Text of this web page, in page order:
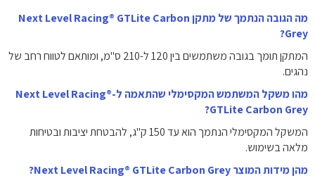
מה הגובה הנתמך של מתקן Next Level Racing® GTLite Carbon
Grey?
המתקן תומך בגובה משתמשים בין 120 ל-210 ס"מ, ומותאם לטווח רחב של
נהגים.
מהו משקל המשתמש המקסימלי שהתאמה ל-Next Level Racing®
GTLite Carbon Grey?
המשקל המקסימלי הנתמך הוא עד 150 ק"ג, להבטחת יציבות ובטיחות
מלאה בשימוש.
מהן מידות המוצר Next Level Racing® GTLite Carbon Grey?